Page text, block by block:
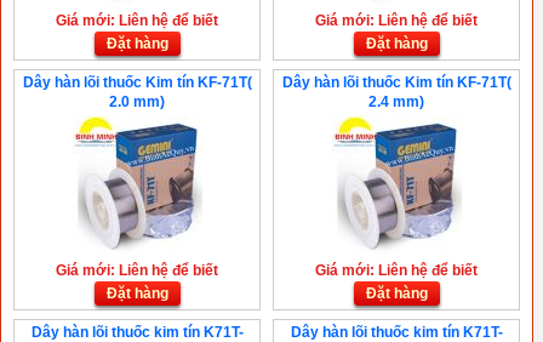
Giá mới: Liên hệ để biết
Đặt hàng
Giá mới: Liên hệ để biết
Đặt hàng
Dây hàn lõi thuốc Kim tín KF-71T(
2.0 mm)
Giá mới: Liên hệ để biết
Đặt hàng
Dây hàn lõi thuốc Kim tín KF-71T(
2.4 mm)
Giá mới: Liên hệ để biết
Đặt hàng
Dây hàn lõi thuốc kim tín K71T-
Dây hàn lõi thuốc kim tín K71T-